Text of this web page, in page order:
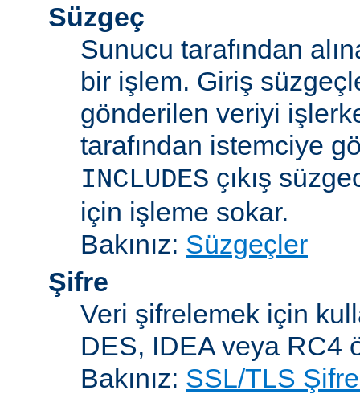
Süzgeç
Sunucu tarafından
bir işlem. Giriş
gönderilen veriyi
tarafından istemciye
INCLUDES çıkış
için işleme sokar.
Bakınız: Süzgeçler
Şifre
Veri şifrelemek için
DES, IDEA veya RC4
Bakınız: SSL/TLS